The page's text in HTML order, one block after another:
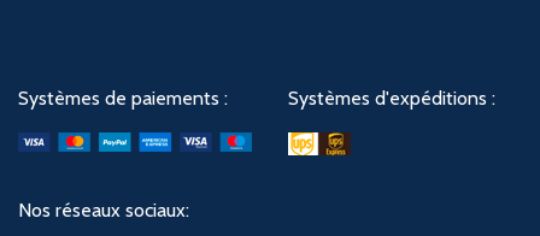
Systèmes de paiements : Systèmes d'expéditions :
Nos réseaux sociaux: